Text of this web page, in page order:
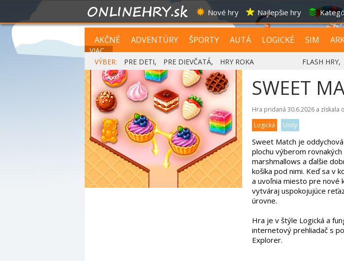
Nové hry Najlepšie hry
AKČNÉ ADVENTÚRY ŠPORTY AUTÁ LOGICKÉ SIM
VIAC...
VÝBER:
PRE DETI, PRE DIEVČATÁ, HRY ROKA FLASH HRY,
SWEET
Hra pridaná 30.6.2026 a získala
Logická
Unity
Sweet Match je
plochu výberom
marshmallows a ďalšie
košíka pod nimi. Keď sa v
a uvoľnia miesto pre nové
vytváraj uspokojujúce
úrovne.
Hra je v štýle Logická a
internetový prehliadač s
Explorer.